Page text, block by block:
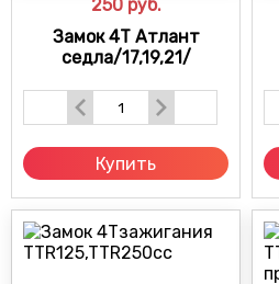
250 руб.
Замок 4Т Атлант
седла/17,19,21/
Купить